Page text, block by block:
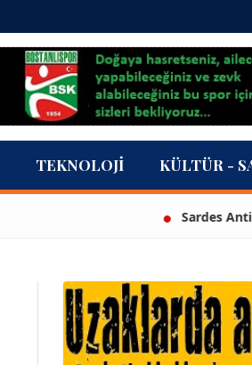
TEKNOLOJI KÜLTÜR -
Sardes Antik